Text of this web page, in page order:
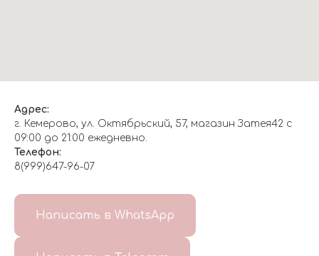
Адрес:
г. Кемерово, ул. Октябрьский, 57, магазин Затея42 с
09:00 до 21:00 ежедневно.
Телефон:
8(999)647-96-07
Написать в WhatsApp